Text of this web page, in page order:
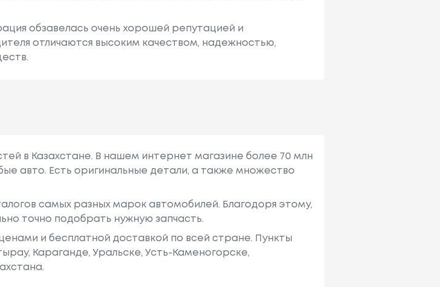
обзавелась очень хорошей репутацией и
отличаются высоким качеством, надежностью,
в Казахстане. В нашем интернет магазине более 70 млн
авто. Есть оригинальные детали, а также множество
самых разных марок автомобилей. Благодоря этому,
точно подобрать нужную запчасть.
и бесплатной доставкой по всей стране. Пункты
Караганде, Уральске, Усть-Каменогорске,